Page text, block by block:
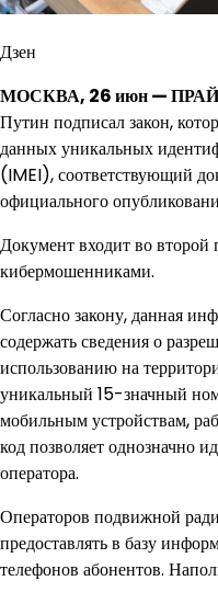
Дзен
МОСКВА, 26 июн —
Путин подписал закон,
данных уникальных
(IMEI), соответствующий
официального
Документ входит во второй
кибермошенниками.
Согласно закону, данная
содержать сведения о
использованию на
уникальный 15-значный
мобильным устройствам,
код позволяет однозначно
оператора.
Операторов подвижной
предоставлять в базу
телефонов абонентов.